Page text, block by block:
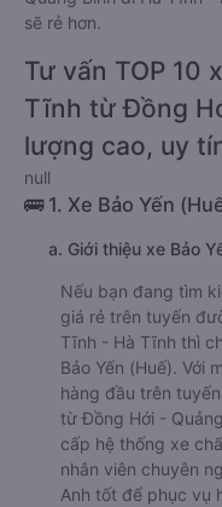
sẽ rẻ hơn.
Tư vấn TOP 10
Tĩnh từ Đồng
lượng cao, uy
null
🚌 1. Xe Bảo Yến
a. Giới thiệu xe Bảo
Nếu bạn đang tìm
giá rẻ trên tuyến
Tĩnh - Hà Tĩnh thì
Bảo Yến (Huế). Với
hàng đầu trên
từ Đồng Hới -
cấp hệ thống xe
nhân viên chuyên
Anh tốt để phục vụ